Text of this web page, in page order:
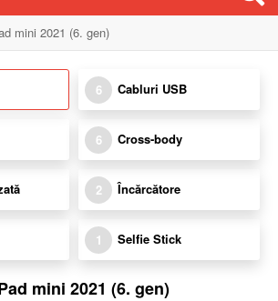
mini 2021 (6. gen)
6 Cabluri USB
6 Cross-body
2 Încărcătore
1 Selfie Stick
mini 2021 (6. gen)